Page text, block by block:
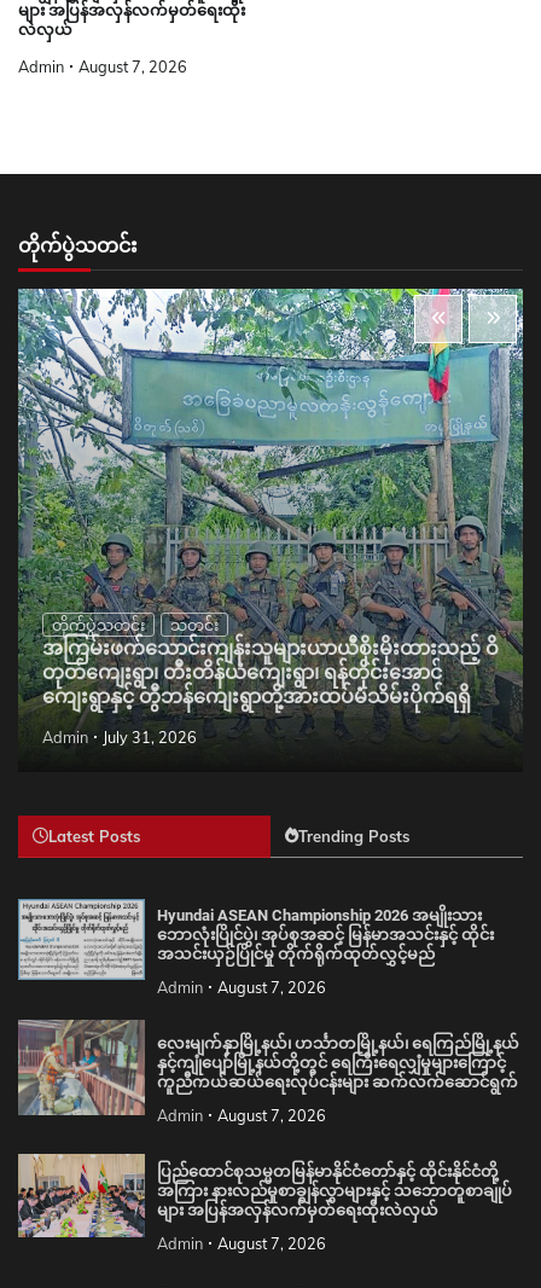
များ အပြန်အလှန်လက်မှတ်ရေးထိုး
လဲလှယ်
Admin August 7, 2026
တိုက်ပွဲသတင်း
တိုက်ပွဲသတင်း သတင်း
အကြမ်းဖက်သောင်းကျန်းသူများယာယီစိုးမိုးထားသည့် ဝိ
တုတ်ကျေးရွာ၊ တီးတိန်ယံကျေးရွာ၊ ရန်တိုင်းအောင်
ကျေးရွာနှင့် တွီဘန်ကျေးရွာတို့အားထပ်မံသိမ်းပိုက်ရရှိ
Admin July 31, 2026
Latest Posts Trending Posts
Hyundai ASEAN Championship 2026 အမျိုးသား
ဘောလုံးပြိုင်ပွဲ၊ အုပ်စုအဆင့် မြန်မာအသင်းနှင့် ထိုင်း
အသင်းယှဉ်ပြိုင်မှု တိုက်ရိုက်ထုတ်လွှင့်မည်
Admin August 7, 2026
လေးမျက်နှာမြို့နယ်၊ ဟင်္သာတမြို့နယ်၊ ရေကြည်မြို့နယ်
နှင့်ကျုံပျော်မြို့နယ်တို့တွင် ရေကြီးရေလျှံမှုများကြောင့်
ကူညီကယ်ဆယ်ရေးလုပ်ငန်းများ ဆက်လက်ဆောင်ရွက်
Admin August 7, 2026
ပြည်ထောင်စုသမ္မတမြန်မာနိုင်ငံတော်နှင့် ထိုင်းနိုင်ငံတို့
အကြား နားလည်မှုစာချွန်လွှာများနှင့် သဘောတူစာချုပ်
များ အပြန်အလှန်လက်မှတ်ရေးထိုးလဲလှယ်
Admin August 7, 2026